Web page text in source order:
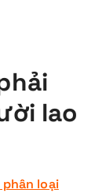
lao
phân loại